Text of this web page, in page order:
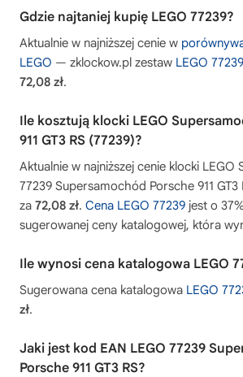
Gdzie najtaniej kupię LEGO 77239?
Aktualnie w najniższej cenie w
LEGO — zklockow.pl zestaw LEGO 77239
72,08 zł.
Ile kosztują klocki LEGO
911 GT3 RS (77239)?
Aktualnie w najniższej cenie klocki LEGO
77239 Supersamochód Porsche 911 GT3
za 72,08 zł. Cena LEGO 77239 jest o
sugerowanej ceny katalogowej, która
Ile wynosi cena katalogowa LEGO
Sugerowana cena katalogowa LEGO
zł.
Jaki jest kod EAN LEGO 77239
Porsche 911 GT3 RS?